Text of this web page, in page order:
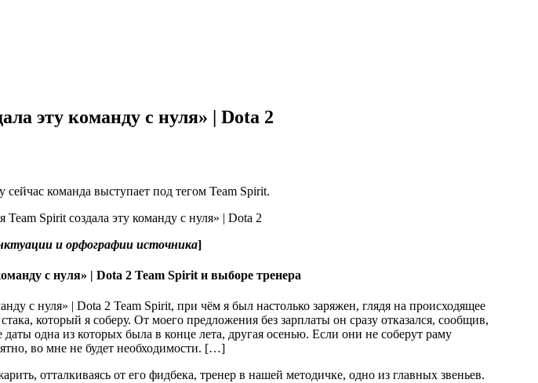
эту команду с нуля» | Dota 2
команда выступает под тегом Team Spirit.
и орфографии источника]
Team Spirit и выборе тренера
Team Spirit, при чём я был настолько заряжен, глядя на происходящее
который я соберу. От моего предложения без зарплаты он сразу отказался, сообщив,
одна из которых была в конце лета, другая осенью. Если они не соберут раму
во мне не будет необходимости. […]
отталкиваясь от его фидбека, тренер в нашей методичке, одно из главных звеньев.